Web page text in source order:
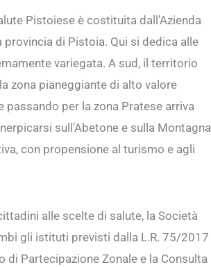
Pistoiese è costituita dall’Azienda
di Pistoia. Qui si dedica alle
variegata. A sud, il territorio
zona pianeggiante di alto valore
per la zona Pratese arriva
sull’Abetone e sulla Montagna
con propensione al turismo e agli
alle scelte di salute, la Società
gli istituti previsti dalla L.R. 75/2017
di Partecipazione Zonale e la Consulta